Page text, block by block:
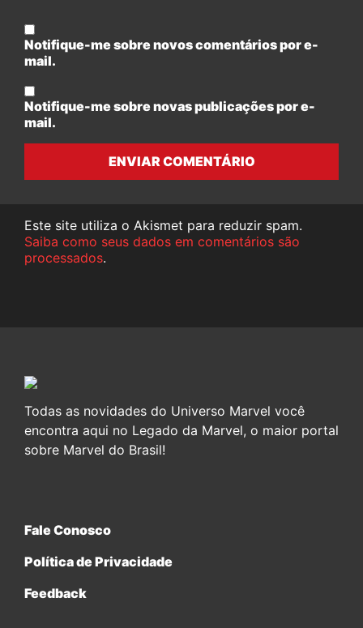
Notifique-me sobre novos comentários por e-
mail.
Notifique-me sobre novas publicações por e-
mail.
ENVIAR COMENTÁRIO
Este site utiliza o Akismet para reduzir spam.
Saiba como seus dados em comentários são
processados.
Todas as novidades do Universo Marvel você
encontra aqui no Legado da Marvel, o maior portal
sobre Marvel do Brasil!
Fale Conosco
Política de Privacidade
Feedback